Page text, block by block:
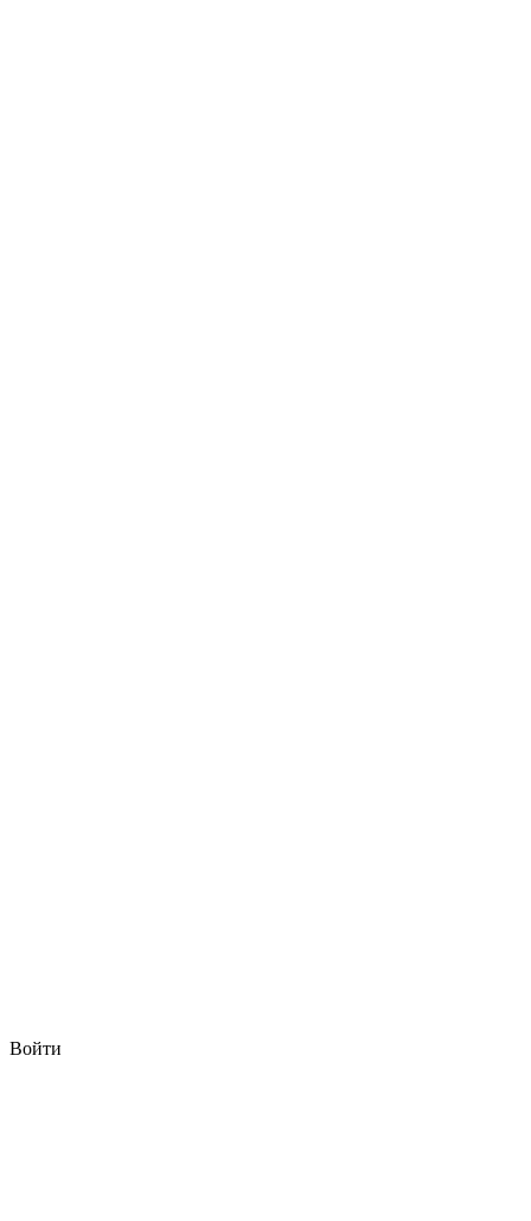
Войти